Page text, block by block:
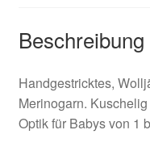
Beschreibung
Handgestricktes,
Merinogarn.
Optik für Babys von 1